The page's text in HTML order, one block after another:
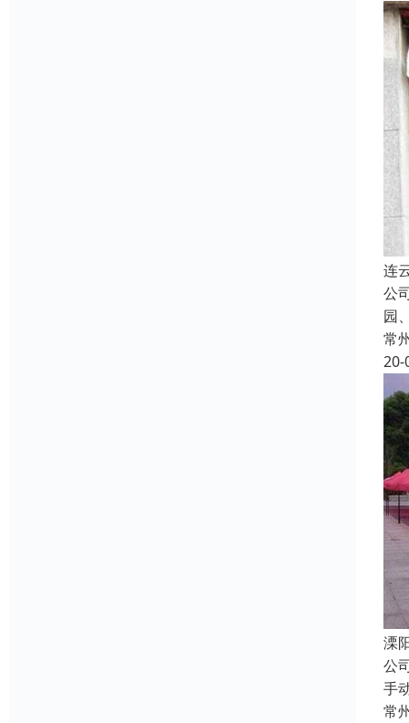
连
公
园
常
20-
溧
公
手
常